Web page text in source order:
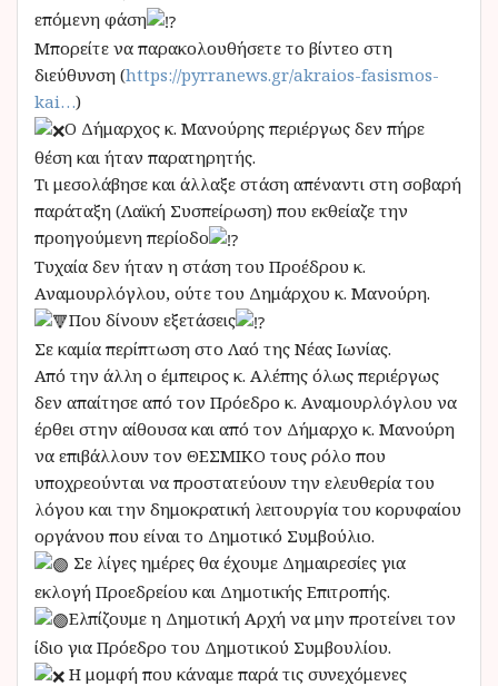
επόμενη φάση
Μπορείτε να παρακολουθήσετε το βίντεο στη
διεύθυνση (https://pyrranews.gr/akraios-fasismos-
kai…)
Ο Δήμαρχος κ. Μανούρης περιέργως δεν πήρε
θέση και ήταν παρατηρητής.
Τι μεσολάβησε και άλλαξε στάση απέναντι στη σοβαρή
παράταξη (Λαϊκή Συσπείρωση) που εκθείαζε την
προηγούμενη περίοδο
Τυχαία δεν ήταν η στάση του Προέδρου κ.
Αναμουρλόγλου, ούτε του Δημάρχου κ. Μανούρη.
Που δίνουν εξετάσεις
Σε καμία περίπτωση στο Λαό της Νέας Ιωνίας.
Από την άλλη ο έμπειρος κ. Αλέπης όλως περιέργως
δεν απαίτησε από τον Πρόεδρο κ. Αναμουρλόγλου να
έρθει στην αίθουσα και από τον Δήμαρχο κ. Μανούρη
να επιβάλλουν τον ΘΕΣΜΙΚΟ τους ρόλο που
υποχρεούνται να προστατεύουν την ελευθερία του
λόγου και την δημοκρατική λειτουργία του κορυφαίου
οργάνου που είναι το Δημοτικό Συμβούλιο.
Σε λίγες ημέρες θα έχουμε Δημαιρεσίες για
εκλογή Προεδρείου και Δημοτικής Επιτροπής.
Ελπίζουμε η Δημοτική Αρχή να μην προτείνει τον
ίδιο για Πρόεδρο του Δημοτικού Συμβουλίου.
Η μομφή που κάναμε παρά τις συνεχόμενες